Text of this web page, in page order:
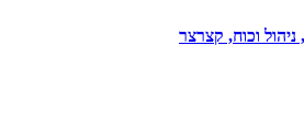
ניהול וכוח, קצרצר